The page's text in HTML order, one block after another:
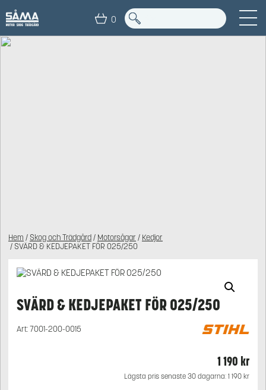
0
Hem / Skog och Trädgård/ Motorsågar / Kedjor
/ SVÄRD & KEDJEPAKET FÖR 025/250
SVÄRD & KEDJEPAKET FÖR 025/250
Art:7001-200-0015
1 190 kr
Lägsta pris senaste 30 dagarna: 1 190 kr